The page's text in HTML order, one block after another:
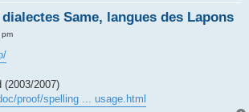
Same, langues des Lapons
(2003/2007)
proof/spelling ... usage.html